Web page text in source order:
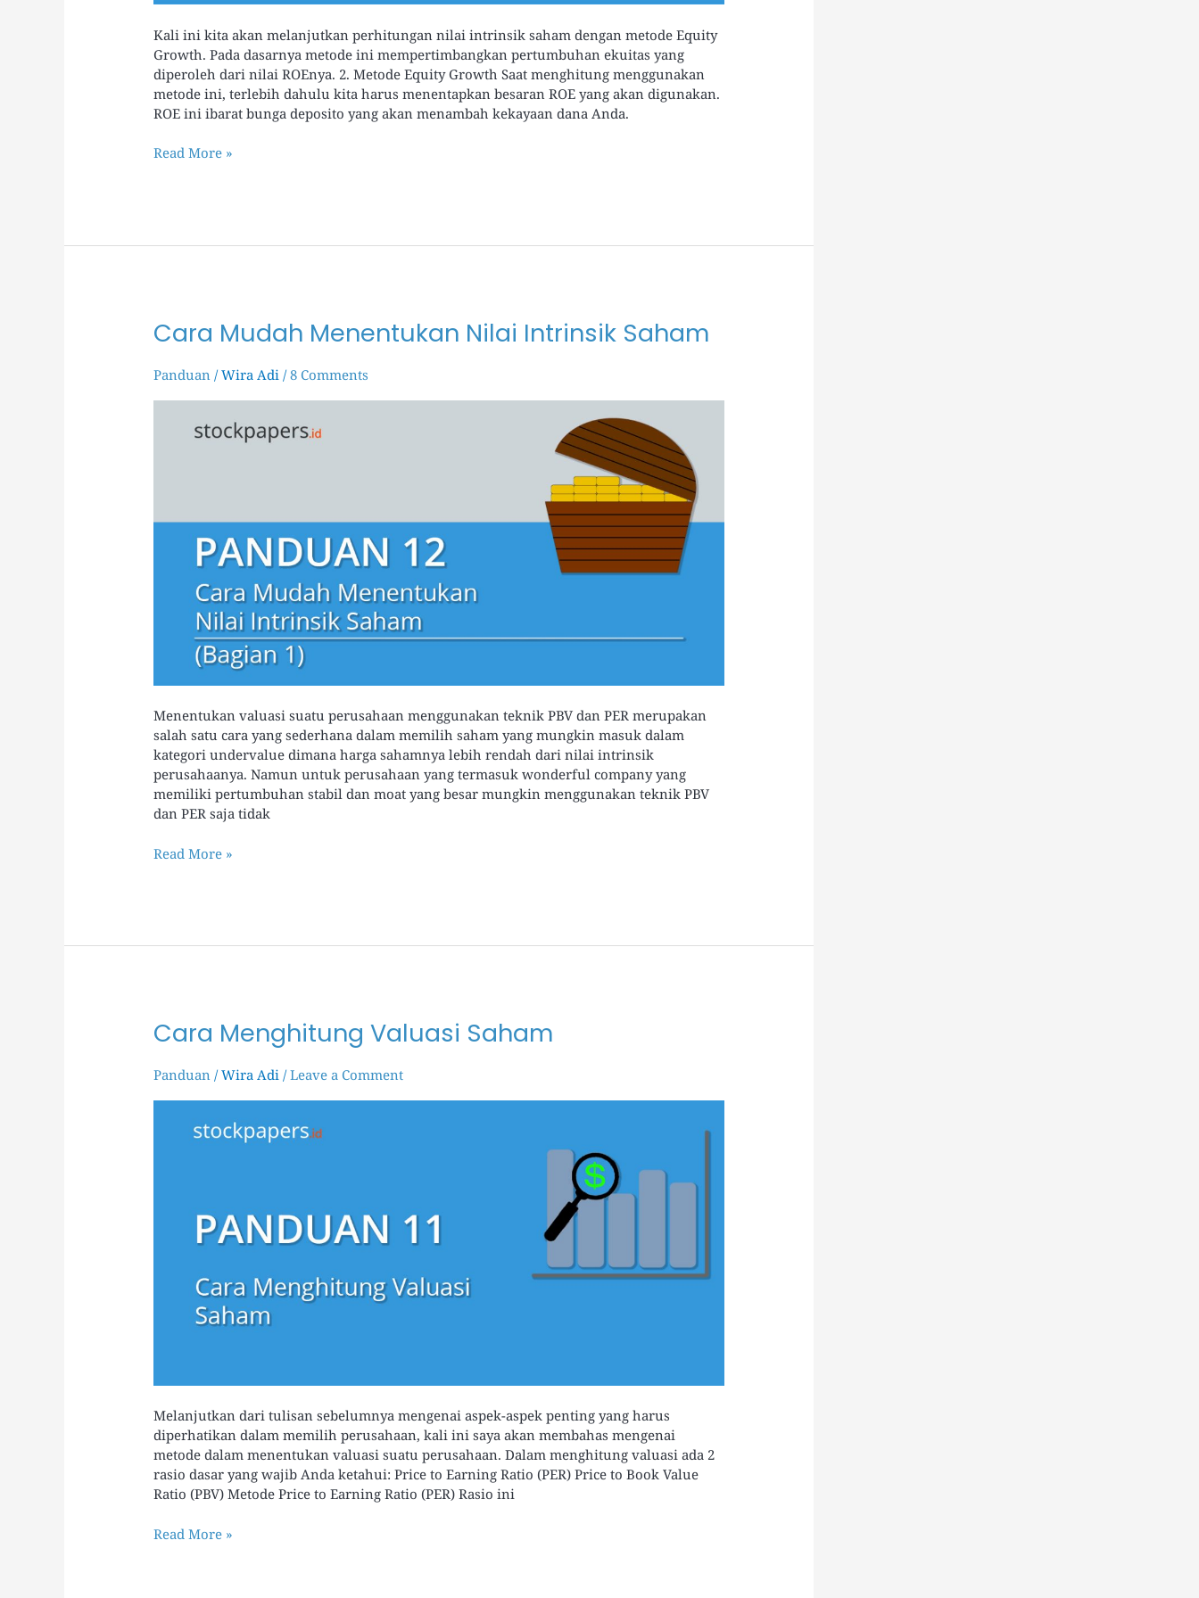
Kali ini kita akan melanjutkan perhitungan nilai intrinsik saham dengan metode Equity
Growth. Pada dasarnya metode ini mempertimbangkan pertumbuhan ekuitas yang
diperoleh dari nilai ROEnya. 2. Metode Equity Growth Saat menghitung menggunakan
metode ini, terlebih dahulu kita harus menentapkan besaran ROE yang akan digunakan.
ROE ini ibarat bunga deposito yang akan menambah kekayaan dana Anda.
Read More »
Cara Mudah Menentukan Nilai Intrinsik Saham
Panduan /Wira Adi/8 Comments
Menentukan valuasi suatu perusahaan menggunakan teknik PBV dan PER merupakan
salah satu cara yang sederhana dalam memilih saham yang mungkin masuk dalam
kategori undervalue dimana harga sahamnya lebih rendah dari nilai intrinsik
perusahaanya. Namun untuk perusahaan yang termasuk wonderful company yang
memiliki pertumbuhan stabil dan moat yang besar mungkin menggunakan teknik PBV
dan PER saja tidak
Cara
Mudah
Menentukan
Nilai
Intrinsik
Saham
Read More »
Cara Menghitung Valuasi Saham
Panduan /Wira Adi/Leave a Comment
Melanjutkan dari tulisan sebelumnya mengenai aspek-aspek penting yang harus
diperhatikan dalam memilih perusahaan, kali ini saya akan membahas mengenai
metode dalam menentukan valuasi suatu perusahaan. Dalam menghitung valuasi ada 2
rasio dasar yang wajib Anda ketahui: Price to Earning Ratio (PER) Price to Book Value
Ratio (PBV) Metode Price to Earning Ratio (PER) Rasio ini
Cara
Menghitung
Valuasi
Saham
Read More »